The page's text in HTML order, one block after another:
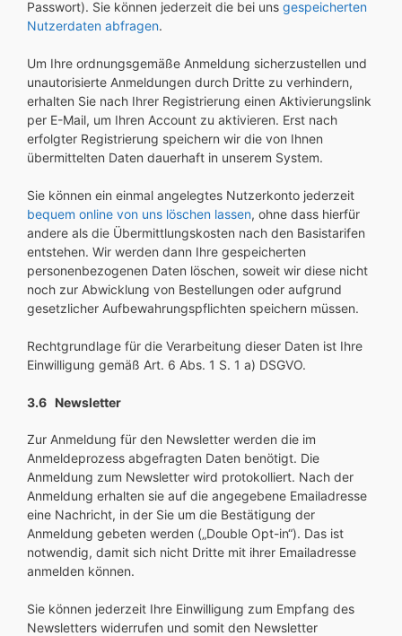
Passwort). Sie können jederzeit die bei uns gespeicherten
Nutzerdaten abfragen.
Um Ihre ordnungsgemäße Anmeldung sicherzustellen und
unautorisierte Anmeldungen durch Dritte zu verhindern,
erhalten Sie nach Ihrer Registrierung einen Aktivierungslink
per E-Mail, um Ihren Account zu aktivieren. Erst nach
erfolgter Registrierung speichern wir die von Ihnen
übermittelten Daten dauerhaft in unserem System.
Sie können ein einmal angelegtes Nutzerkonto jederzeit
bequem online von uns löschen lassen, ohne dass hierfür
andere als die Übermittlungskosten nach den Basistarifen
entstehen. Wir werden dann Ihre gespeicherten
personenbezogenen Daten löschen, soweit wir diese nicht
noch zur Abwicklung von Bestellungen oder aufgrund
gesetzlicher Aufbewahrungspflichten speichern müssen.
Rechtgrundlage für die Verarbeitung dieser Daten ist Ihre
Einwilligung gemäß Art. 6 Abs. 1 S. 1 a) DSGVO.
3.6 Newsletter
Zur Anmeldung für den Newsletter werden die im
Anmeldeprozess abgefragten Daten benötigt. Die
Anmeldung zum Newsletter wird protokolliert. Nach der
Anmeldung erhalten sie auf die angegebene Emailadresse
eine Nachricht, in der Sie um die Bestätigung der
Anmeldung gebeten werden („Double Opt-in“). Das ist
notwendig, damit sich nicht Dritte mit ihrer Emailadresse
anmelden können.
Sie können jederzeit Ihre Einwilligung zum Empfang des
Newsletters widerrufen und somit den Newsletter